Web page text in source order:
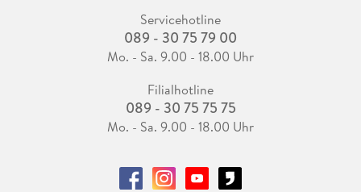
Servicehotline
089 - 30 75 79 00
Mo. - Sa. 9.00 - 18.00 Uhr
Filialhotline
089 - 30 75 75 75
Mo. - Sa. 9.00 - 18.00 Uhr